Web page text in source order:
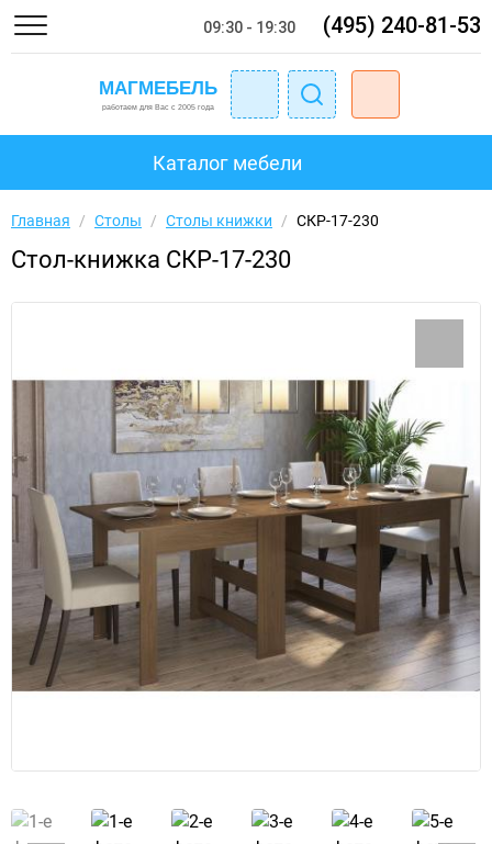
09:30 - 19:30 (495) 240-81-53
Каталог мебели
Главная / Столы / Столы книжки / СКР-17-230
Стол-книжка СКР-17-230